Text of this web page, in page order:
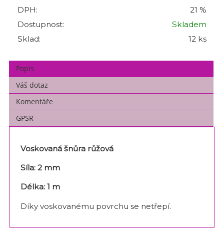
DPH:
21 %
Dostupnost:
Skladem
Sklad:
12 ks
Popis
Váš dotaz
Komentáře
GPSR
Voskovaná šnůra růžová
Síla: 2 mm
Délka: 1 m
Díky voskovanému povrchu se netřepí.